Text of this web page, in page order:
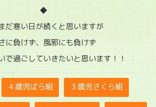
◆
だ寒い日が続くと思いますが
に負けず、風邪にも負けず
で過ごしていきたいと思います！！
４歳児ばら組 ３歳児さくら組